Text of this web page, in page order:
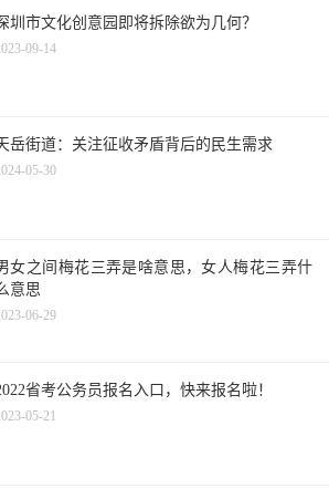
圳市文化创意园即将拆除欲为几何？
09-14
岳街道：关注征收矛盾背后的民生需求
05-30
女之间梅花三弄是啥意思，女人梅花三弄什
意思
06-29
省考公务员报名入口，快来报名啦！
05-21